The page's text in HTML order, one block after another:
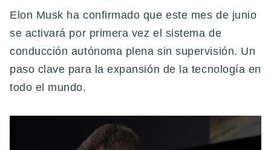
Elon Musk ha confirmado que este mes de junio
se activará por primera vez el sistema de
conducción autónoma plena sin supervisión. Un
paso clave para la expansión de la tecnología en
todo el mundo.